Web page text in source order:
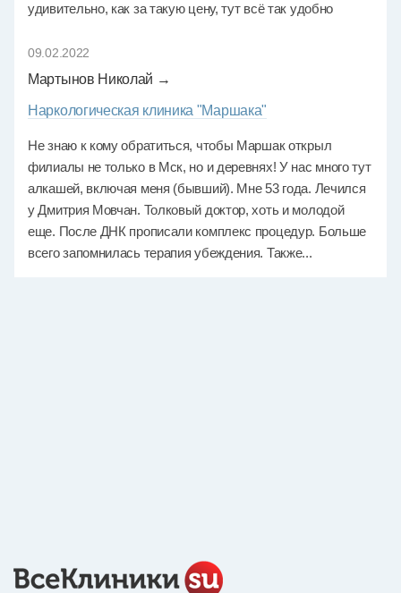
удивительно, как за такую цену, тут всё так удобно
09.02.2022
Мартынов Николай →
Наркологическая клиника "Маршака"
Не знаю к кому обратиться, чтобы Маршак открыл
филиалы не только в Мск, но и деревнях! У нас много тут
алкашей, включая меня (бывший). Мне 53 года. Лечился
у Дмитрия Мовчан. Толковый доктор, хоть и молодой
еще. После ДНК прописали комплекс процедур. Больше
всего запомнилась терапия убеждения. Также...